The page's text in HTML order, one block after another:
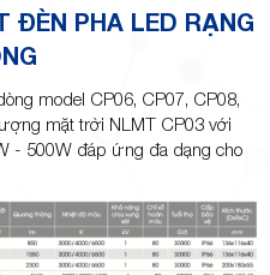
ĐÈN PHA LED RẠNG
model CP06, CP07, CP08,
mặt trời NLMT CP03 với
- 500W đáp ứng đa dạng cho